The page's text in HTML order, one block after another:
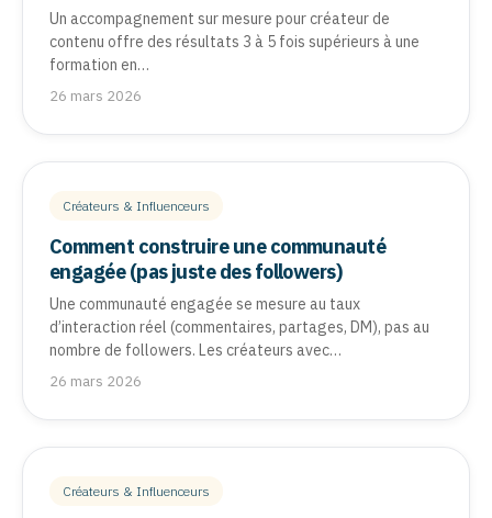
Un accompagnement sur mesure pour créateur de
contenu offre des résultats 3 à 5 fois supérieurs à une
formation en…
26 mars 2026
Créateurs & Influenceurs
Comment construire une communauté
engagée (pas juste des followers)
Une communauté engagée se mesure au taux
d’interaction réel (commentaires, partages, DM), pas au
nombre de followers. Les créateurs avec…
26 mars 2026
Créateurs & Influenceurs